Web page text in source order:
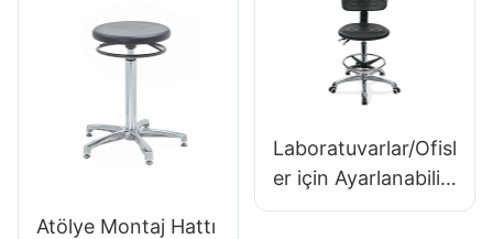
Hewei
laborot tabure
tasarım yüksekliği
ayarlanabilir ayak
halkası & Ultimate
krom 5 yıldızlı
taban011
Atölye Montaj Hattı
Laboratuvarlar/Ofisl
er için Ayarlanabilir
PU Sırtlıklı,